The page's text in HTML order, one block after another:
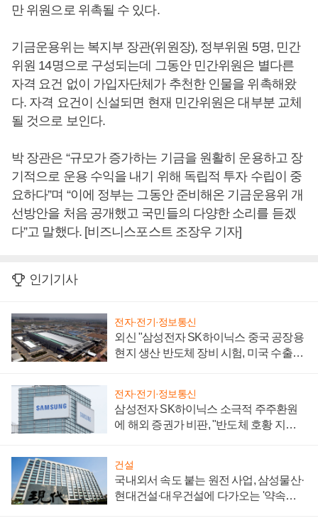
만 위원으로 위촉될 수 있다.
기금운용위는 복지부 장관(위원장), 정부위원 5명, 민간
위원 14명으로 구성되는데 그동안 민간위원은 별다른
자격 요건 없이 가입자단체가 추천한 인물을 위촉해왔
다. 자격 요건이 신설되면 현재 민간위원은 대부분 교체
될 것으로 보인다.
박 장관은 “규모가 증가하는 기금을 원활히 운용하고 장
기적으로 운용 수익을 내기 위해 독립적 투자 수립이 중
요하다”며 “이에 정부는 그동안 준비해온 기금운용위 개
선방안을 처음 공개했고 국민들의 다양한 소리를 듣겠
다”고 말했다. [비즈니스포스트 조장우 기자]
인기기사
전자·전기·정보통신
외신 "삼성전자 SK하이닉스 중국 공장용
현지 생산 반도체 장비 시험, 미국 수출통
전자·전기·정보통신
삼성전자 SK하이닉스 소극적 주주환원
에 해외 증권가 비판, "반도체 호황 지속
건설
국내외서 속도 붙는 원전 사업, 삼성물산·
현대건설·대우건설에 다가오는 '약속의